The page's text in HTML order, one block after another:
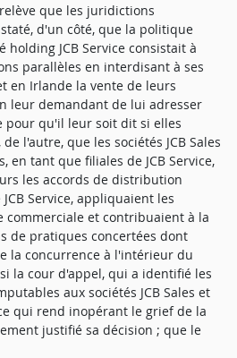
que les juridictions
d'un côté, que la politique
holding JCB Service consistait à
parallèles en interdisant à ses
en Irlande la vente de leurs
leur demandant de lui adresser
pour qu'il leur soit dit si elles
l'autre, que les sociétés JCB Sales
en tant que filiales de JCB Service,
les accords de distribution
Service, appliquaient les
commerciale et contribuaient à la
de pratiques concertées dont
la concurrence à l'intérieur du
la cour d'appel, qui a identifié les
aux sociétés JCB Sales et
qui rend inopérant le grief de la
justifié sa décision ; que le